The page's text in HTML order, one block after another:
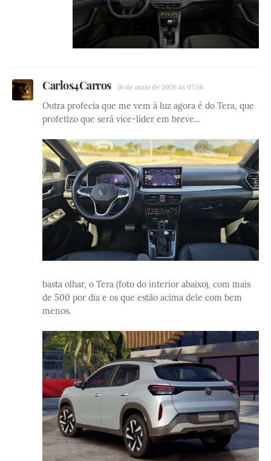
Carlos4Carros 16 de maio de 2026 às 07:56
Outra profecia que me vem à luz agora é do Tera, que
profetizo que será vice-líder em breve...
basta olhar, o Tera (foto do interior abaixo), com mais
de 500 por dia e os que estão acima dele com bem
menos.